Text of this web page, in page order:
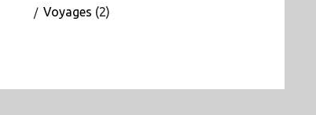
Voyages (2)